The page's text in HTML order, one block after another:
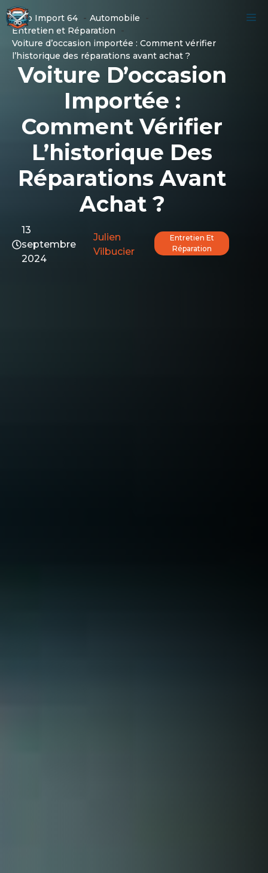
Aller
au
contenu
Auto Import 64
Automobile
Entretien et Réparation
Voiture d’occasion importée : Comment vérifier
l’historique des réparations avant achat ?
Voiture D’occasion
Importée :
Comment Vérifier
L’historique Des
Réparations Avant
Achat ?
13
septembre
2024
Julien
Vilbucier
Entretien Et
Réparation